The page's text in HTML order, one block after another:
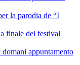
la parodia de “I
finale del festival
appuntamento